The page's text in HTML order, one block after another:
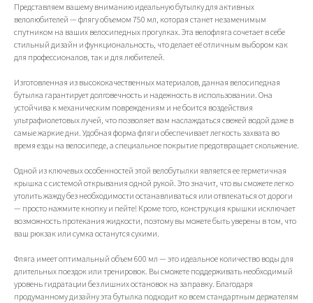
Представляем вашему вниманию идеальную бутылку для активных
велолюбителей — флягу объемом 750 мл, которая станет незаменимым
спутником на ваших велосипедных прогулках. Эта велофляга сочетает в себе
стильный дизайн и функциональность, что делает её отличным выбором как
для профессионалов, так и для любителей.
Изготовленная из высококачественных материалов, данная велосипедная
бутылка гарантирует долговечность и надежность в использовании. Она
устойчива к механическим повреждениям и не боится воздействия
ультрафиолетовых лучей, что позволяет вам наслаждаться свежей водой даже в
самые жаркие дни. Удобная форма фляги обеспечивает легкость захвата во
время езды на велосипеде, а специальное покрытие предотвращает скольжение.
Одной из ключевых особенностей этой велобутылки является ее герметичная
крышка с системой открывания одной рукой. Это значит, что вы сможете легко
утолить жажду без необходимости останавливаться или отвлекаться от дороги
— просто нажмите кнопку и пейте! Кроме того, конструкция крышки исключает
возможность протекания жидкости, поэтому вы можете быть уверены в том, что
ваш рюкзак или сумка останутся сухими.
Фляга имеет оптимальный объем 600 мл — это идеальное количество воды для
длительных поездок или тренировок. Вы сможете поддерживать необходимый
уровень гидратации без лишних остановок на заправку. Благодаря
продуманному дизайну эта бутылка подходит ко всем стандартным держателям
Клиентам
Доставка и оплата
Контакты
Адреса магазинов
322774600230367